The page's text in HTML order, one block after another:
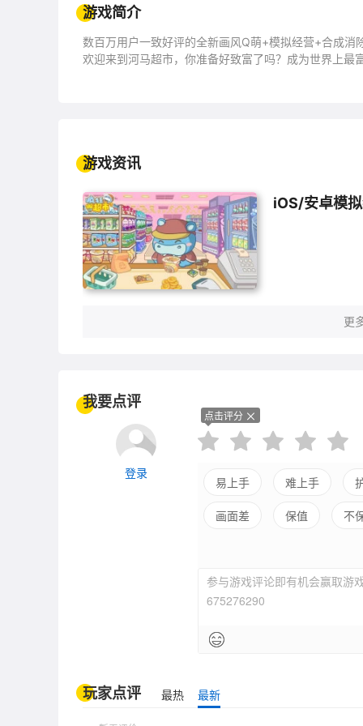
游戏简介
数百万用户一致好评的全新画风Q萌+模拟经营+合成消
欢迎来到河马超市，你准备好致富了吗？成为世界上最
喜欢休闲模拟经营游戏 & 合成游戏？《疯狂搬超市》是
在疯狂搬超市里你可以：
• 作为店长去管理超市
• 合并零食、饮料、玩具、化妆品等琳琅满目的商品！
• 在休闲时间轻松合合合，锻炼你的手指并测试你的技
• 完成众多任务已获得成就和奖励
• 发挥创意设计&翻新你的超市建筑，享受设计的快乐！
• 与世界各地的玩家共同享受团体活动，一起享受上瘾
4. 累积足够金币，完成建造任务，可打造你的专属超
如果你是模拟经营/合成游戏狂热者？想体验经营超市
是为你量身打造的！
立即下载，随时随地畅玩！
游戏资讯
iOS/安卓模
更
我要点评
登录
点击评分
易上手 难上手
画面差 保值 不
参与游戏评论即有机会赢取游
675276290
玩家点评 最热 最新